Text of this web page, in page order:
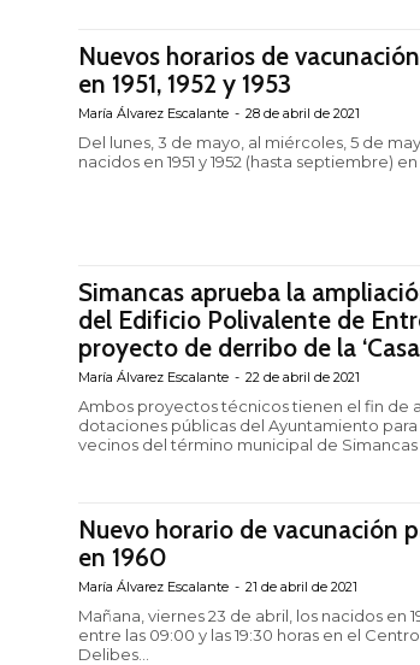
Nuevos horarios de
en 1951, 1952 y 1953
María Álvarez Escalante - 28 de abril de 2021
Del lunes, 3 de mayo, al miércoles, 5 de
nacidos en 1951 y 1952 (hasta septiembre) en
Simancas aprueba la
del Edificio Polivalente de
proyecto de derribo de la
María Álvarez Escalante - 22 de abril de 2021
Ambos proyectos técnicos tienen el fin de
dotaciones públicas del Ayuntamiento
Nuevo horario de vacunación
en 1960
María Álvarez Escalante - 21 de abril de 2021
Mañana, viernes 23 de abril, los nacidos en
entre las 09:00 y las 19:30 horas en el
Delibes...